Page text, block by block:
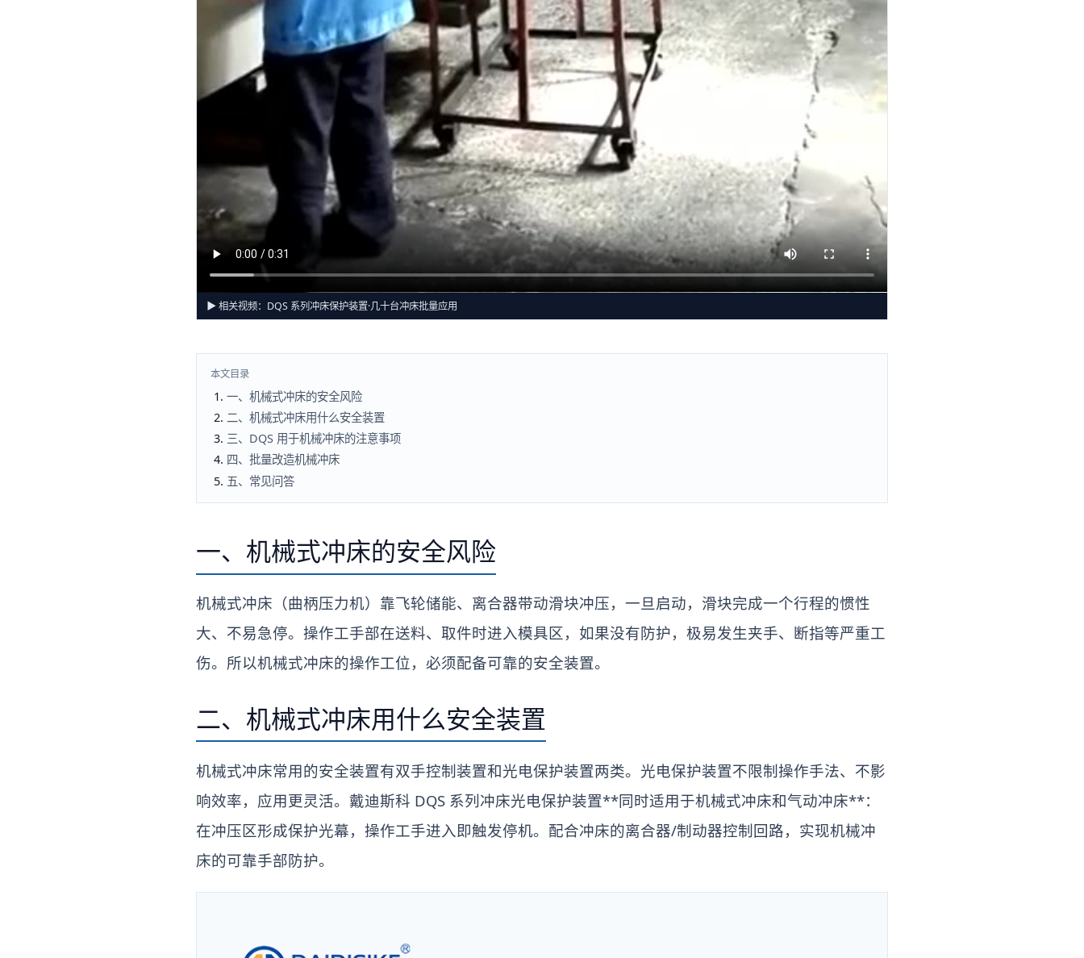
▶ 相关视频： DQS 系列冲床保护装置·几十台冲床批量应用
本文目录
一、机械式冲床的安全风险
二、机械式冲床用什么安全装置
三、DQS 用于机械冲床的注意事项
四、批量改造机械冲床
五、常见问答
一、机械式冲床的安全风险
机械式冲床（曲柄压力机）靠飞轮储能、离合器带动滑块冲压，一旦启动，滑块完成一个行程的惯性
大、不易急停。操作工手部在送料、取件时进入模具区，如果没有防护，极易发生夹手、断指等严重工
伤。所以机械式冲床的操作工位，必须配备可靠的安全装置。
二、机械式冲床用什么安全装置
机械式冲床常用的安全装置有双手控制装置和光电保护装置两类。光电保护装置不限制操作手法、不影
响效率，应用更灵活。戴迪斯科 DQS 系列冲床光电保护装置**同时适用于机械式冲床和气动冲床**：
在冲压区形成保护光幕，操作工手进入即触发停机。配合冲床的离合器/制动器控制回路，实现机械冲
床的可靠手部防护。